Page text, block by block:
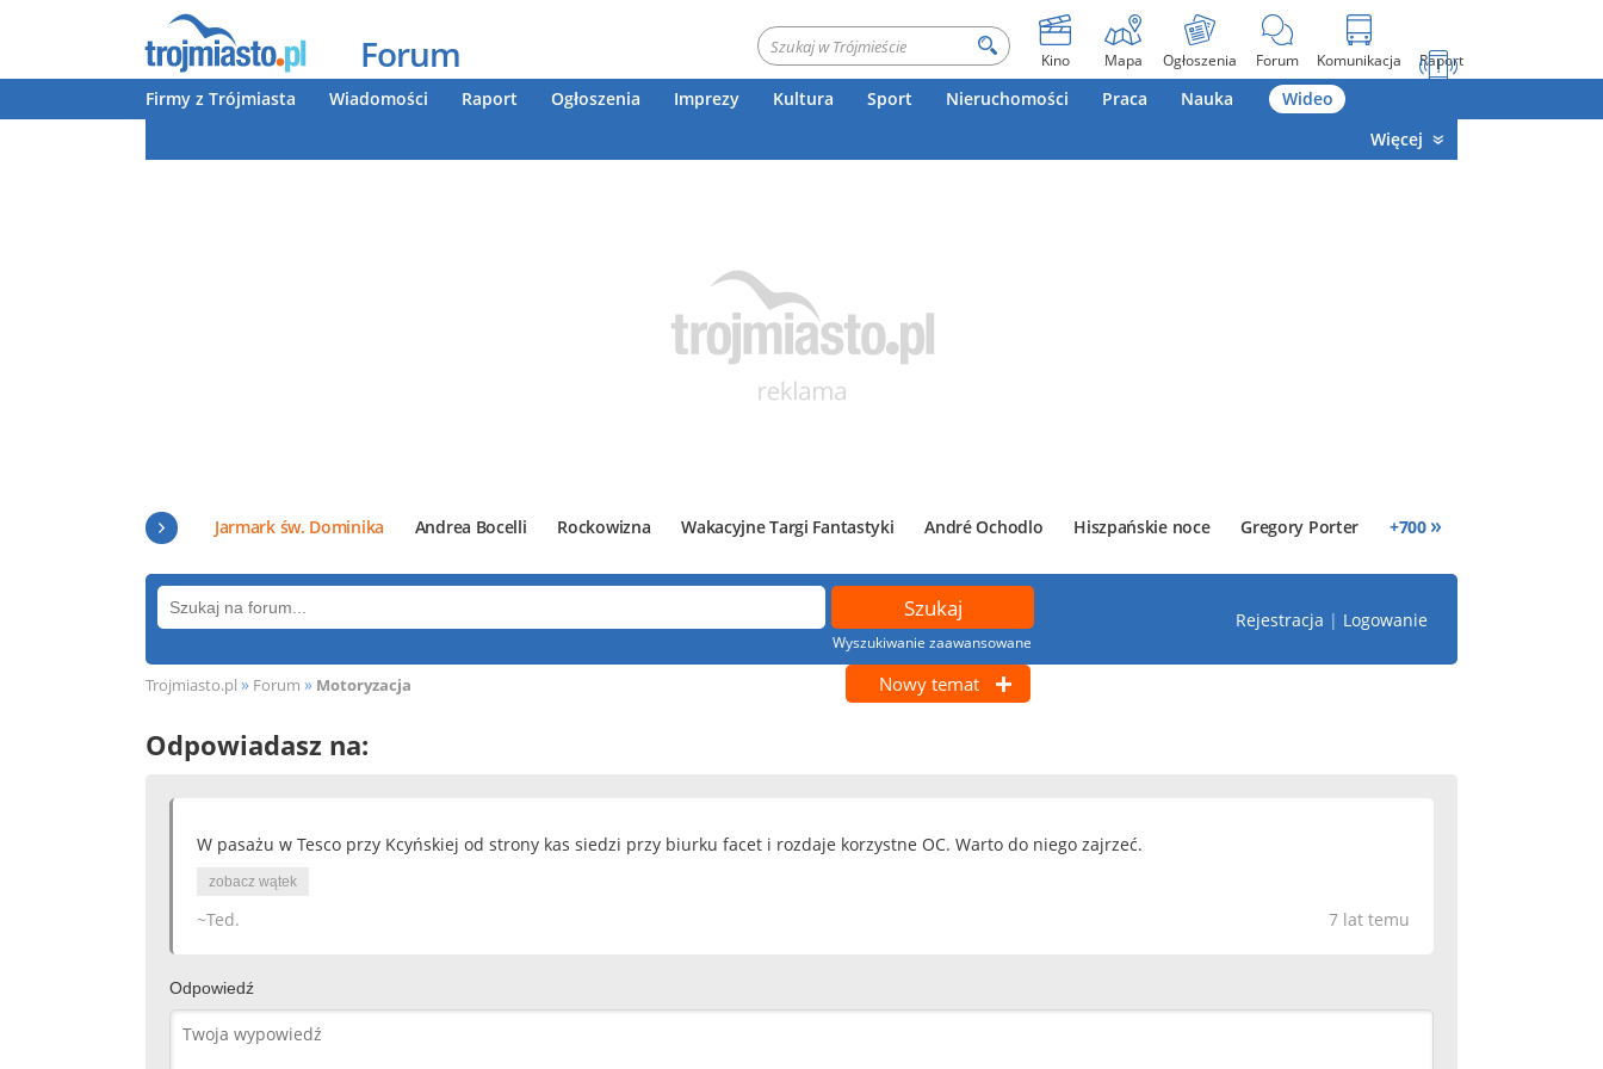
Forum Kino Mapa Ogłoszenia Forum Komunikacja Raport
Firmy z Trójmiasta Wiadomości Raport Ogłoszenia Imprezy Kultura Sport Nieruchomości Praca Nauka
Wideo
Więcej
Jarmark św. Dominika Andrea Bocelli Rockowizna Wakacyjne Targi Fantastyki André Ochodlo Hiszpańskie noce Gregory Porter +700 »
Wyszukiwanie zaawansowane
Rejestracja | Logowanie
Trojmiasto.pl » Forum » Motoryzacja Nowy temat
Odpowiadasz na:
W pasażu w Tesco przy Kcyńskiej od strony kas siedzi przy biurku facet i rozdaje korzystne OC. Warto do niego zajrzeć.
zobacz wątek
7 lat temu
~Ted.
Odpowiedź